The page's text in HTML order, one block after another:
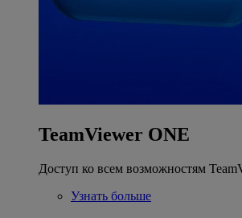
TeamViewer ONE
Доступ ко всем возможностям
Узнать больше